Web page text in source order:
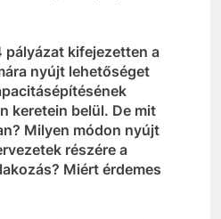
pályázat kifejezetten a
nyújt lehetőséget
keretein belül. De mit
Milyen módon nyújt
részére a
Miértérdemes